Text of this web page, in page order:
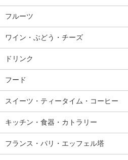
フルーツ
ワイン・ぶどう・チーズ
ドリンク
フード
スイーツ・ティータイム・コーヒー
キッチン・食器・カトラリー
フランス・パリ・エッフェル塔